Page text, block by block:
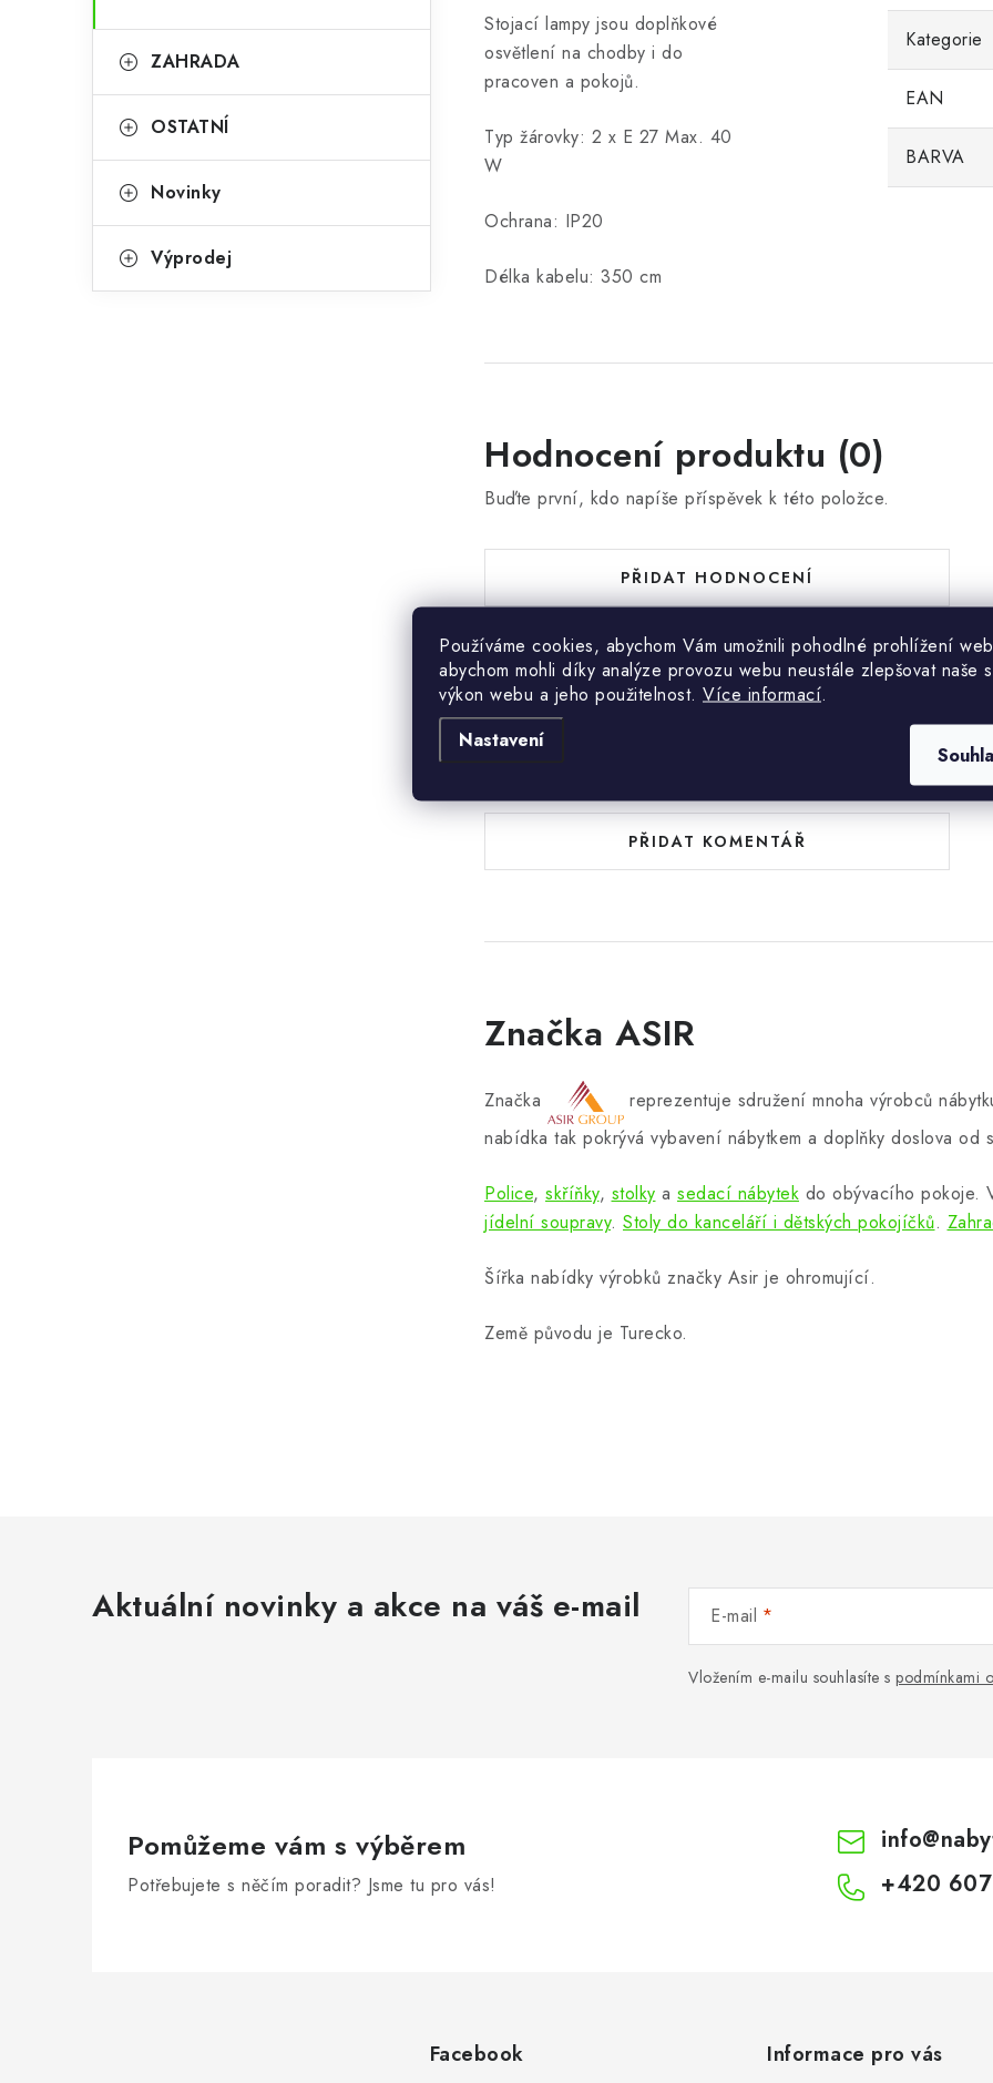
Používáme cookies, abychom Vám umožnili pohodlné prohlížení
abychom mohli díky analýze provozu webu neustále zlepšovat naše
výkon webu a jeho použitelnost. Více informací.
Nastavení
ZAHRADA
OSTATNÍ
Novinky
Výprodej
Stojací lampy jsou doplňkové
osvětlení na chodby i do
pracoven a pokojů.
Typ žárovky: 2 x E 27 Max. 40
W
Ochrana: IP20
Délka kabelu: 350 cm
Kategorie
EAN
BARVA
Hodnocení produktu (0)
Buďte první, kdo napíše příspěvek k této položce.
PŘIDAT HODNOCENÍ
PŘIDAT KOMENTÁŘ
Značka ASIR
Značka
reprezentuje sdružení mnoha výrobců
nabídka tak pokrývá vybavení nábytkem a doplňky doslova od
Police, skříňky, stolky a sedací nábytek do obývacího pokoje.
jídelní soupravy. Stoly do kanceláří i dětských pokojíčků.
Šířka nabídky výrobků značky Asir je ohromující.
Země původu je Turecko.
Aktuální novinky a akce na váš e-mail E-mail
Vložením e-mailu souhlasíte s podmínkami
Pomůžeme vám s výběrem
Potřebujete s něčím poradit? Jsme tu pro vás!
info@
+420
Facebook Informace pro vás